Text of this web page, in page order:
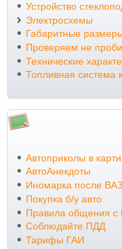
Устройство
Электросхемы
Габаритные
Проверяем не
Технические
Топливная система
Автоприколы в
АвтоАнекдоты
Иномарка после
Покупка б/у авто
Правила общения с
Соблюдайте ПДД
Тарифы ГАИ